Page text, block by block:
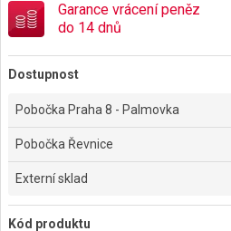
Garance vrácení peněz
do 14 dnů
Dostupnost
Pobočka Praha 8 - Palmovka
Pobočka Řevnice
Externí sklad
Kód produktu